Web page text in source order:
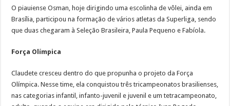
O piauiense Osman, hoje dirigindo uma escolinha de vôlei, ainda em
Brasília, participou na formação de vários atletas da Superliga, sendo
que duas chegaram à Seleção Brasileira, Paula Pequeno e Fabíola.
Força Olímpica
Claudete cresceu dentro do que propunha o projeto da Força
Olímpica. Nesse time, ela conquistou três tricampeonatos brasilienses,
nas categorias infantil, infanto-juvenil e juvenil e um tetracampeonato,